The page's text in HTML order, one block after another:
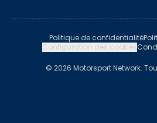
Politique de confidentialité
Configuration des cookies
© 2026 Motorsport Network.